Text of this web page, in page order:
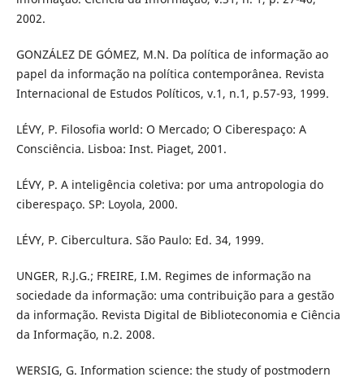
2002.
GONZÁLEZ DE GÓMEZ, M.N. Da política de informação ao
papel da informação na política contemporânea. Revista
Internacional de Estudos Políticos, v.1, n.1, p.57-93, 1999.
LÉVY, P. Filosofia world: O Mercado; O Ciberespaço: A
Consciência. Lisboa: Inst. Piaget, 2001.
LÉVY, P. A inteligência coletiva: por uma antropologia do
ciberespaço. SP: Loyola, 2000.
LÉVY, P. Cibercultura. São Paulo: Ed. 34, 1999.
UNGER, R.J.G.; FREIRE, I.M. Regimes de informação na
sociedade da informação: uma contribuição para a gestão
da informação. Revista Digital de Biblioteconomia e Ciência
da Informação, n.2. 2008.
WERSIG, G. Information science: the study of postmodern